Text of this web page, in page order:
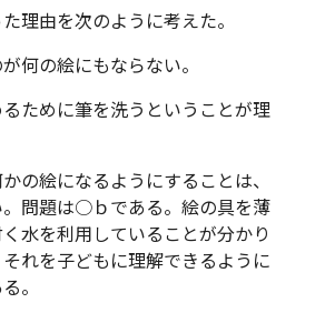
理由を次のように考えた。
何の絵にもならない。
ために筆を洗うということが理
の絵になるようにすることは、
。問題は○ｂである。絵の具を薄
水を利用していることが分かり
れを子どもに理解できるように
。